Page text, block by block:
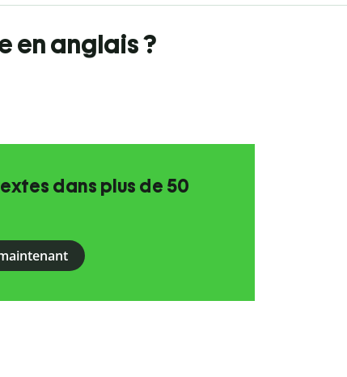
en anglais ?
dans plus de 50